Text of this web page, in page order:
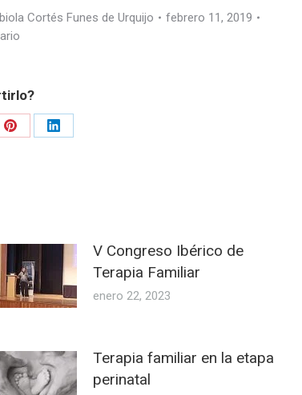
Cortés Funes de Urquijo
febrero 11, 2019
Share
Share
V Congreso Ibérico de
Terapia Familiar
enero 22, 2023
Terapia familiar en la etapa
perinatal